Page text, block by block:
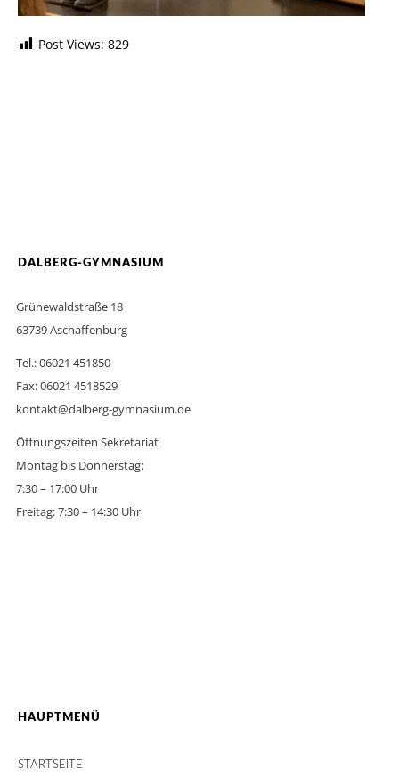
Post Views: 829
DALBERG-GYMNASIUM
Grünewaldstraße 18
63739 Aschaffenburg
Tel.: 06021 451850
Fax: 06021 4518529
kontakt@dalberg-gymnasium.de
Öffnungszeiten Sekretariat
Montag bis Donnerstag:
7:30 – 17:00 Uhr
Freitag: 7:30 – 14:30 Uhr
HAUPTMENÜ
STARTSEITE